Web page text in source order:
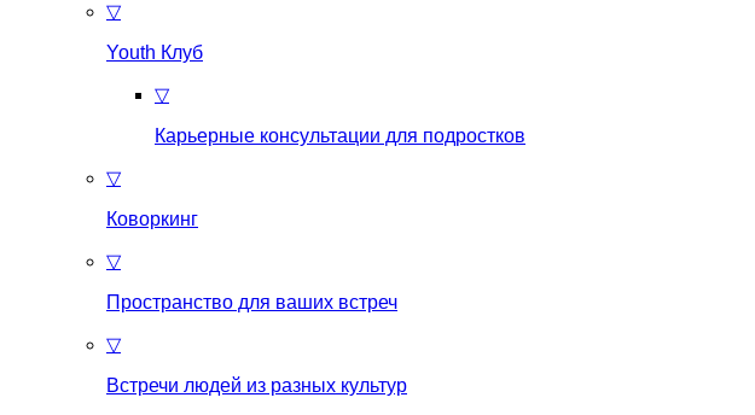
▽
Youth Клуб
▽
Карьерные консультации для подростков
▽
Коворкинг
▽
Пространство для ваших встреч
▽
Встречи людей из разных культур